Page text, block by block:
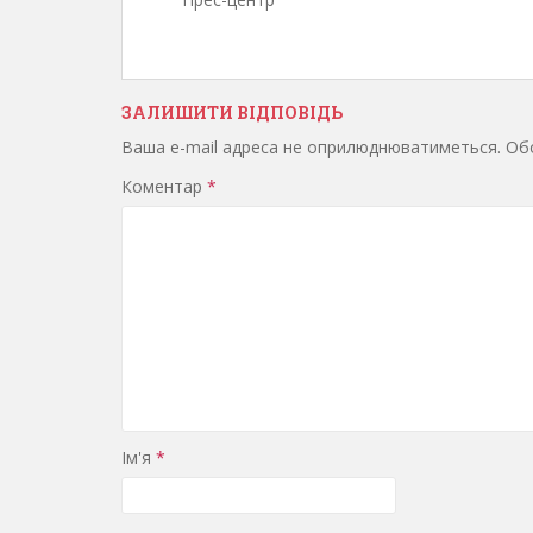
ЗАЛИШИТИ ВІДПОВІДЬ
Ваша e-mail адреса не оприлюднюватиметься.
Коментар *
Ім'я *